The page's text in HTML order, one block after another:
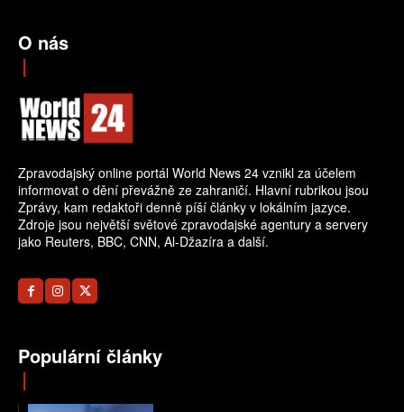
O nás
Zpravodajský online portál World News 24 vznikl za účelem
informovat o dění převážně ze zahraničí. Hlavní rubrikou jsou
Zprávy, kam redaktoři denně píší články v lokálním jazyce.
Zdroje jsou největší světové zpravodajské agentury a servery
jako Reuters, BBC, CNN, Al-Džazíra a další.
Populární články